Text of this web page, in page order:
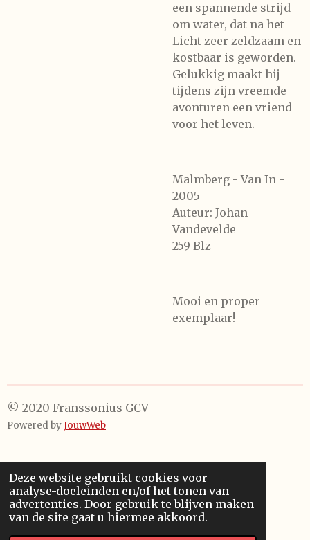
Deze website gebruikt cookies voor
analyse-doeleinden en/of het tonen van
advertenties. Door gebruik te blijven maken
van de site gaat u hiermee akkoord.
een spannende strijd
om water, dat na het
Licht zeer zeldzaam en
kostbaar is geworden.
Gelukkig maakt hij
tijdens zijn vreemde
avonturen een vriend
voor het leven.
Malmberg - Van In -
2005
Auteur: Johan
Vandevelde
259 Blz
Mooi en proper
exemplaar!
© 2020 Franssonius GCV
Powered byJouwWeb